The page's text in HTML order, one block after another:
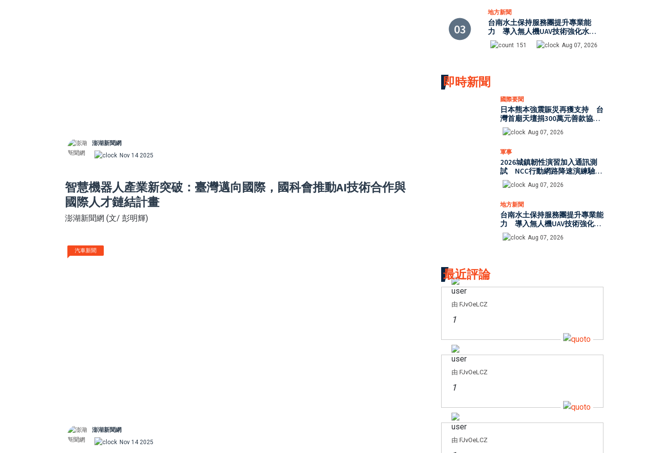
澎湖新聞網
Nov 14 2025
智慧機器人產業新突破：臺灣邁向國際，國科會推動AI技術合作與
國際人才鏈結計畫
澎湖新聞網 (文/ 彭明輝)
汽車新聞
澎湖新聞網
Nov 14 2025
地方新聞
台南水土保持服務團提升專業能
力 導入無人機UAV技術強化水保
檢查與國土保育
151 Aug 07, 2026
即時新聞
國際要聞
日本熊本強震賑災再獲支持 台
灣首廟天壇捐300萬元善款協助
災後復原
Aug 07, 2026
軍事
2026城鎮韌性演習加入通訊測
試 NCC行動網路降速演練驗證
國家通訊防護能力
Aug 07, 2026
地方新聞
台南水土保持服務團提升專業能
力 導入無人機UAV技術強化水
保檢查與國土保育
Aug 07, 2026
最近評論
由 FJvOeLCZ
1
由 FJvOeLCZ
1
由 FJvOeLCZ